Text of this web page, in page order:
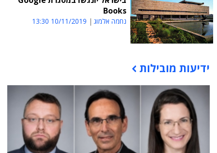
Books
נחמה אלמוג 10/11/2019 13:30
תוכן פרסומי
ידיעות מובילות